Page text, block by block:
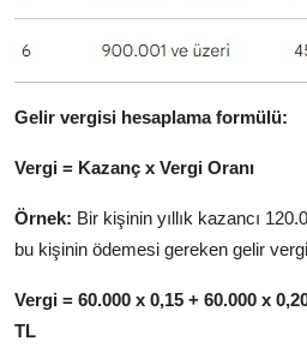
Gelir vergisi hesaplama formülü:
Vergi = Kazanç x Vergi Oranı
Örnek: Bir kişinin yıllık kazancı 120.
bu kişinin ödemesi gereken gelir
Vergi = 60.000 x 0,15 + 60.000 x
TL